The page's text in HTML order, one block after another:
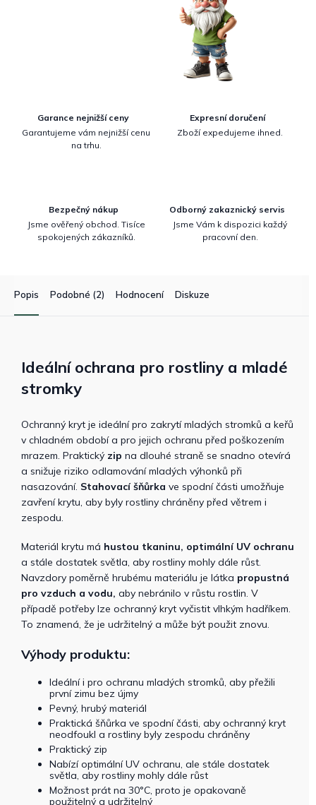
Garance nejnižší ceny
Garantujeme vám nejnižší cenu
na trhu.
Expresní doručení
Zboží expedujeme ihned.
Bezpečný nákup
Jsme ověřený obchod. Tisíce
spokojených zákazníků.
Odborný zakaznický servis
Jsme Vám k dispozici každý
pracovní den.
Popis Podobné (2) Hodnocení Diskuze
Ideální ochrana pro rostliny a mladé
stromky
Ochranný kryt je ideální pro zakrytí mladých stromků a keřů
v chladném období a pro jejich ochranu před poškozením
mrazem. Praktický zip na dlouhé straně se snadno otevírá
a snižuje riziko odlamování mladých výhonků při
nasazování. Stahovací šňůrka ve spodní části umožňuje
zavření krytu, aby byly rostliny chráněny před větrem i
zespodu.
Materiál krytu má hustou tkaninu, optimální UV ochranu
a stále dostatek světla, aby rostliny mohly dále růst.
Navzdory poměrně hrubému materiálu je látka propustná
pro vzduch a vodu, aby nebránilo v růstu rostlin. V
případě potřeby lze ochranný kryt vyčistit vlhkým hadříkem.
To znamená, že je udržitelný a může být použit znovu.
Výhody produktu:
Ideální i pro ochranu mladých stromků, aby přežili
první zimu bez újmy
Pevný, hrubý materiál
Praktická šňůrka ve spodní části, aby ochranný kryt
neodfoukl a rostliny byly zespodu chráněny
Praktický zip
Nabízí optimální UV ochranu, ale stále dostatek
světla, aby rostliny mohly dále růst
Možnost prát na 30°C, proto je opakovaně
použitelný a udržitelný